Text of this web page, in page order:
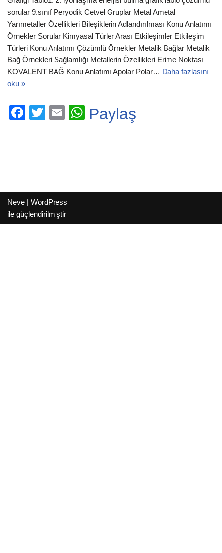
sorular 9.sınıf Peryodik Cetvel Gruplar Metal Ametal
Yarımetaller Özellikleri Bileşiklerin Adlandırılması Konu Anlatımı
Örnekler Sorular Kimyasal Türler Arası Etkileşimler Etkileşim
Türleri Konu Anlatımı Çözümlü Örnekler Metalik Bağlar Metalik
Bağ Örnekleri Sağlamlığı Metallerin Özellikleri Erime Noktası
KOVALENT BAĞ Konu Anlatımı Apolar Polar… Daha fazlasını
oku »
F
o
o
k
T
E
W
p
Paylaş
Neve | WordPress
ile güçlendirilmiştir